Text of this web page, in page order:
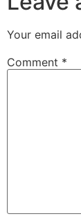
Your email
Comment *